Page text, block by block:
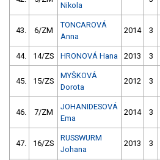
Nikola
43. 6/ZM
TONCAROVÁ
Anna
2014 3
44. 14/ZS HRONOVÁ Hana 2013 3
45. 15/ZS
MYŠKOVÁ
Dorota
2012 3
46. 7/ZM
JOHANIDESOVÁ
Ema
2014 3
47. 16/ZS
RUSSWURM
Johana
2013 3